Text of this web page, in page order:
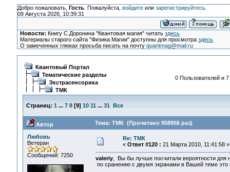
Добро пожаловать, Гость. Пожалуйста, войдитеили зарегистрируйтесь.
09 Августа 2026, 10:39:31
Новости: Книгу С.Доронина "Квантовая магия" читатьздесь
Материалы старого сайта "Физика Магии" доступны для просмотраздесь
О замеченных глюках просьба писать на почтуquantmag@mail.ru
Квантовый Портал
Тематические разделы
Экстрасенсорика
ТМК
0 Пользователей и
Страниц: 1 ... 7 8[9] 10 11 ... 31 Все
Автор Тема: ТМК (Прочитано 958956 раз)
Любовь
Ветеран
Сообщений: 7250
Re: ТМК
« Ответ #120 : 21 Марта 2010, 11:41:58 »
valeriy, Вы бы лучше посчитали вероятности для
по сранению с двумя экранами в Вашей теме это